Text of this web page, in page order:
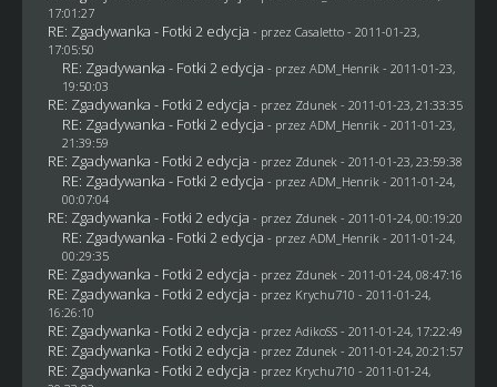
17:01:27
RE: Zgadywanka - Fotki 2 edycja - przez Casaletto- 2011-01-23,
17:05:50
RE: Zgadywanka - Fotki 2 edycja - przez ADM_Henrik- 2011-01-23,
19:50:03
RE: Zgadywanka - Fotki 2 edycja - przez Zdunek- 2011-01-23, 21:33:35
RE: Zgadywanka - Fotki 2 edycja - przez ADM_Henrik- 2011-01-23,
21:39:59
RE: Zgadywanka - Fotki 2 edycja - przez Zdunek- 2011-01-23, 23:59:38
RE: Zgadywanka - Fotki 2 edycja - przez ADM_Henrik- 2011-01-24,
00:07:04
RE: Zgadywanka - Fotki 2 edycja - przez Zdunek- 2011-01-24, 00:19:20
RE: Zgadywanka - Fotki 2 edycja - przez ADM_Henrik- 2011-01-24,
00:29:35
RE: Zgadywanka - Fotki 2 edycja - przez Zdunek- 2011-01-24, 08:47:16
RE: Zgadywanka - Fotki 2 edycja - przez Krychu710 - 2011-01-24,
16:26:10
RE: Zgadywanka - Fotki 2 edycja - przez AdikoSS - 2011-01-24, 17:22:49
RE: Zgadywanka - Fotki 2 edycja - przez Zdunek- 2011-01-24, 20:21:57
RE: Zgadywanka - Fotki 2 edycja - przez Krychu710 - 2011-01-24,